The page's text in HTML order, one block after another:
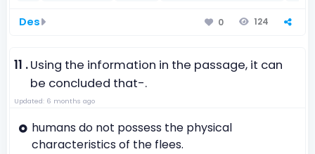
Des 0 124
11 .Using the information in the passage, it can
be concluded that-.
Updated: 6 months ago
humans do not possess the physical
characteristics of the flees.